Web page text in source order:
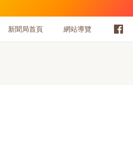
新聞局首頁 網站導覽